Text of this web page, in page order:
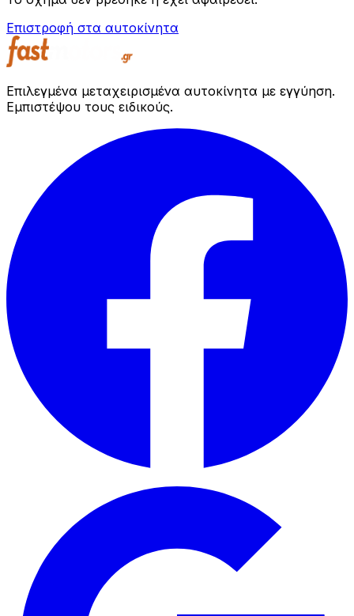
Επιστροφή στα αυτοκίνητα
Επιλεγμένα μεταχειρισμένα αυτοκίνητα με εγγύηση.
Εμπιστέψου τους ειδικούς.